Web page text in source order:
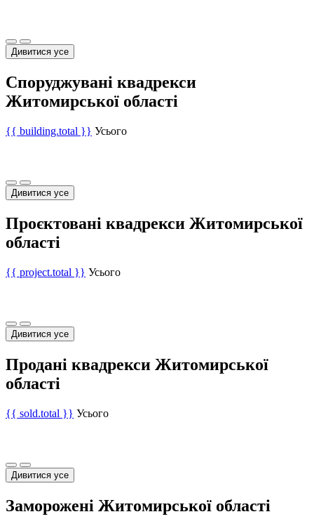
Дивитися усе
Споруджувані квадрекси
Житомирської області
{{ building.total }} Усього
Дивитися усе
Проєктовані квадрекси Житомирської
області
{{ project.total }} Усього
Дивитися усе
Продані квадрекси Житомирської
області
{{ sold.total }} Усього
Дивитися усе
Заморожені Житомирської області